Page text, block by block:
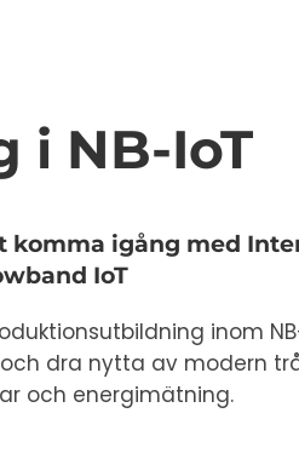
i NB-IoT
komma igång med
IoT
inom
dra nytta av modern
och energimätning.